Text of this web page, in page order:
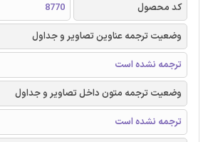
کد محصول
8770
وضعیت ترجمه عناوین تصاویر و جداول
ترجمه نشده است
وضعیت ترجمه متون داخل تصاویر و جداول
ترجمه نشده است